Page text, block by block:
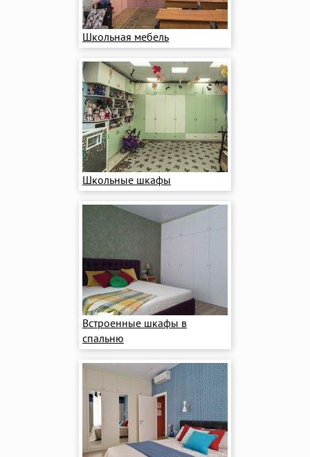
Школьная мебель
Школьные шкафы
Встроенные шкафы в
спальню